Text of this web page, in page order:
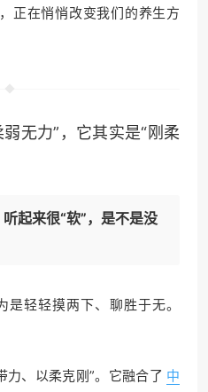
，正在悄悄改变我们的养生方
无力”，它其实是“刚柔
起来很“软”，是不是没
轻轻摸两下、聊胜于无。
力、以柔克刚”。它融合了 中